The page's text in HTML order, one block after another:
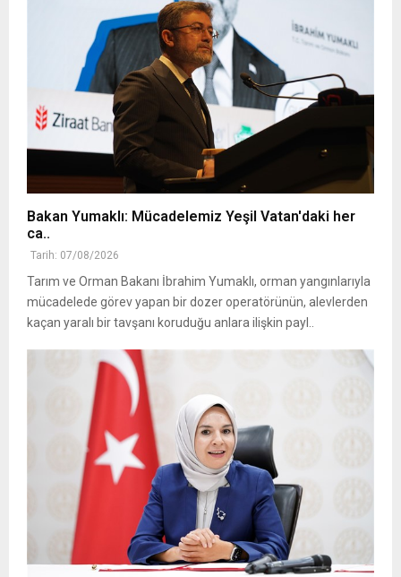
Bakan Yumaklı: Mücadelemiz Yeşil Vatan'daki her
ca..
Tarih: 07/08/2026
Tarım ve Orman Bakanı İbrahim Yumaklı, orman yangınlarıyla
mücadelede görev yapan bir dozer operatörünün, alevlerden
kaçan yaralı bir tavşanı koruduğu anlara ilişkin payl..